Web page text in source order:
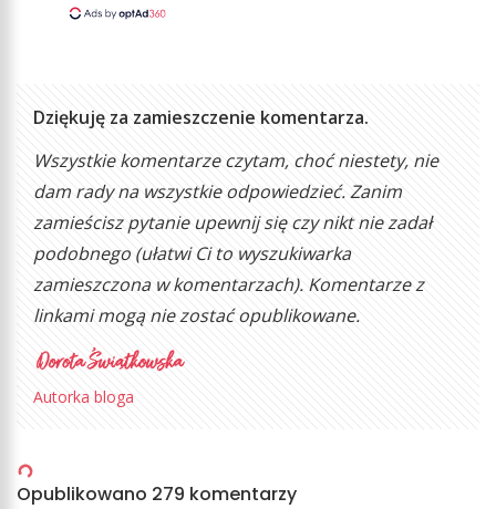
Dziękuję za zamieszczenie komentarza.
Wszystkie komentarze czytam, choć niestety, nie
dam rady na wszystkie odpowiedzieć. Zanim
zamieścisz pytanie upewnij się czy nikt nie zadał
podobnego (ułatwi Ci to wyszukiwarka
zamieszczona w komentarzach). Komentarze z
linkami mogą nie zostać opublikowane.
Autorka bloga
Opublikowano 279 komentarzy